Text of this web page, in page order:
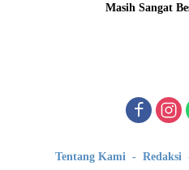
Masih Sangat
Tentang Kami Redaksi